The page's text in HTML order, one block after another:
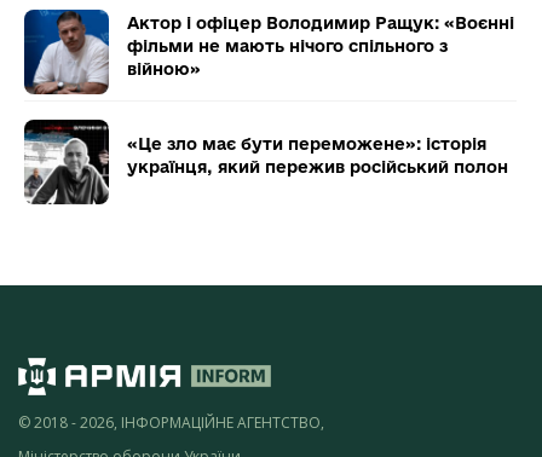
Актор і офіцер Володимир Ращук: «Воєнні
фільми не мають нічого спільного з
війною»
«Це зло має бути переможене»: історія
українця, який пережив російський полон
© 2018 - 2026, ІНФОРМАЦІЙНЕ АГЕНТСТВО,